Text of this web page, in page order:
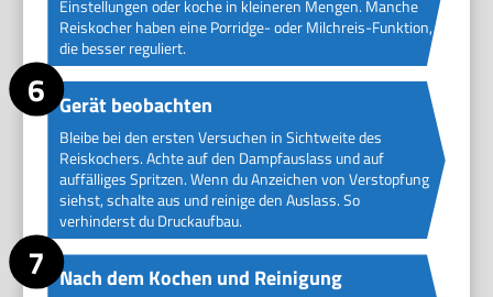
Einstellungen oder koche in kleineren Mengen. Manche
Reiskocher haben eine Porridge- oder Milchreis-Funktion,
die besser reguliert.
Gerät beobachten
Bleibe bei den ersten Versuchen in Sichtweite des
Reiskochers. Achte auf den Dampfauslass und auf
auffälliges Spritzen. Wenn du Anzeichen von Verstopfung
siehst, schalte aus und reinige den Auslass. So
verhinderst du Druckaufbau.
Nach dem Kochen und Reinigung